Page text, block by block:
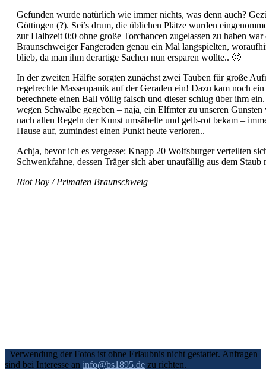
Gefunden wurde natürlich wie immer nichts, was denn auch?
Göttingen (?). Sei’s drum, die üblichen Plätze wurden
zur Halbzeit 0:0 ohne große Torchancen zugelassen zu haben
Braunschweiger Fangeraden genau ein Mal langspielten,
blieb, da man ihm derartige Sachen nun ersparen wollte.. 🙂
In der zweiten Hälfte sorgten zunächst zwei Tauben für große
regelrechte Massenpanik auf der Geraden ein! Dazu kam noch
berechnete einen Ball völlig falsch und dieser schlug über ihm
wegen Schwalbe gegeben – naja, ein Elfmter zu unseren
nach allen Regeln der Kunst umsäbelte und gelb-rot bekam –
Hause auf, zumindest einen Punkt heute verloren..
Achja, bevor ich es vergesse: Knapp 20 Wolfsburger verteilten
Schwenkfahne, dessen Träger sich aber unaufällig aus dem
Riot Boy / Primaten Braunschweig
Verwendung der Fotos ist ohne Erlaubnis nicht gestattet. Anfragen
sind bei Interesse an info@bs1895.de zu richten.